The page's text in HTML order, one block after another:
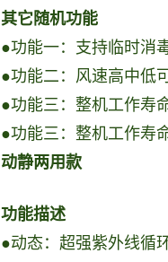
其它随机功能
●功能一：支持临时消
●功能二：风速高中低
●功能三：整机工作寿
●功能三：整机工作寿
动静两用款
功能描述
●动态：超强紫外线循